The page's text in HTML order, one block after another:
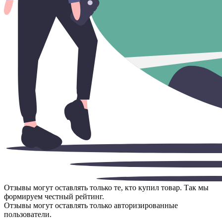
Отзывы могут оставлять только те, кто купил товар. Так мы
формируем честный рейтинг.
Отзывы могут оставлять только авторизированные
пользователи.